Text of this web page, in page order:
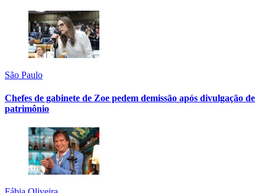
São Paulo
Chefes de gabinete de Zoe pedem demissão após divulgação de
patrimônio